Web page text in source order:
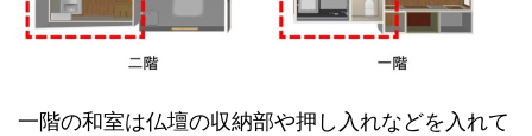
一階の和室は仏壇の収納部や押し入れなどを入れて